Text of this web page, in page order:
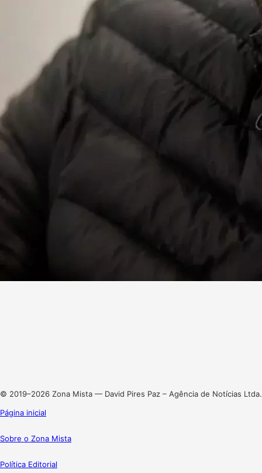
© 2019–2026 Zona Mista — David Pires Paz – Agência de Notícias Ltda.
Página inicial
Sobre o Zona Mista
Política Editorial